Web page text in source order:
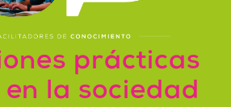
prácticas
la sociedad